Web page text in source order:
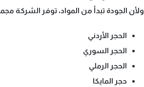
ولأن الجودة تبدأ من المواد، توفر الشركة
الحجر الأردني
الحجر السوري
الحجر الرملي
حجر المايكا